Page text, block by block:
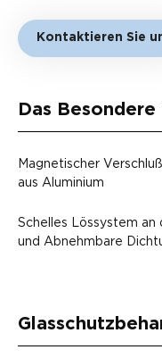
Kontaktieren Sie
Das
Magnetischer
aus Aluminium
Schelles Lössystem
und Abnehmbare